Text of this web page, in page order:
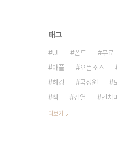
태그
UI 폰트 무료
애플
오픈소스
해킹
국정원
책
검열 벤치
더보기